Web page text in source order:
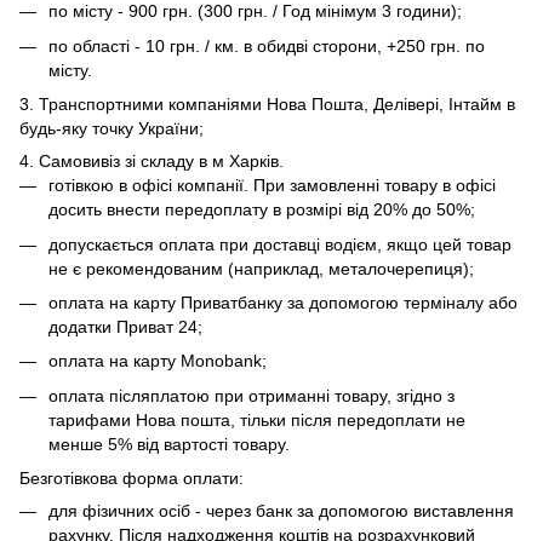
по місту - 900 грн. (300 грн. / Год мінімум 3 години);
по області - 10 грн. / км. в обидві сторони, +250 грн. по
місту.
3. Транспортними компаніями Нова Пошта, Делівері, Інтайм в
будь-яку точку України;
4. Самовивіз зі складу в м Харків.
готівкою в офісі компанії. При замовленні товару в офісі
досить внести передоплату в розмірі від 20% до 50%;
допускається оплата при доставці водієм, якщо цей товар
не є рекомендованим (наприклад, металочерепиця);
оплата на карту Приватбанку за допомогою терміналу або
додатки Приват 24;
оплата на карту Monobank;
оплата післяплатою при отриманні товару, згідно з
тарифами Нова пошта, тільки після передоплати не
менше 5% від вартості товару.
Безготівкова форма оплати:
для фізичних осіб - через банк за допомогою виставлення
рахунку. Після надходження коштів на розрахунковий